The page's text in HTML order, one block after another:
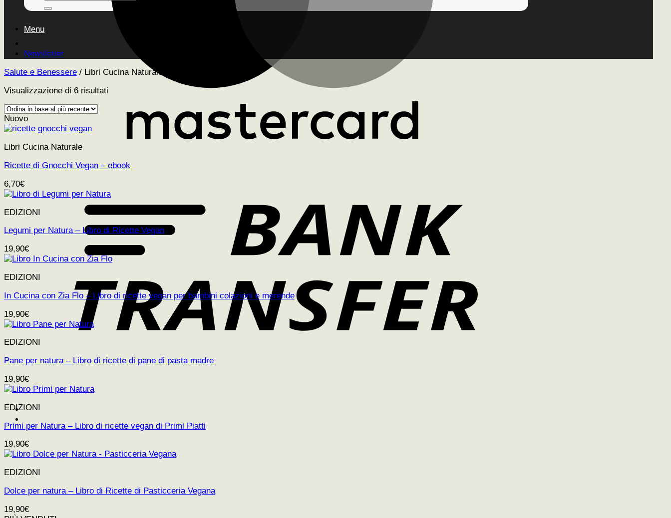
Menu
Newsletter
Salute e Benessere / Libri Cucina Naturale
Visualizzazione di 6 risultati
recente
Nuovo
Libri Cucina Naturale
Ricette di Gnocchi Vegan – ebook
6,70€
EDIZIONI
Legumi per Natura – Libro di Ricette Vegan
19,90€
EDIZIONI
In Cucina con Zia Flo – Libro di ricette vegan per bambini colazioni e merende
19,90€
EDIZIONI
Pane per natura – Libro di ricette di pane di pasta madre
19,90€
EDIZIONI
Primi per Natura – Libro di ricette vegan di Primi Piatti
19,90€
EDIZIONI
Dolce per natura – Libro di Ricette di Pasticceria Vegana
19,90€